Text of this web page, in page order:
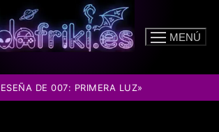
MENÚ
DE 007: PRIMERA LUZ»